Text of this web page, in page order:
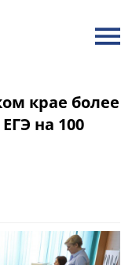
крае более
на 100